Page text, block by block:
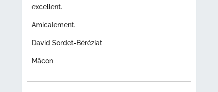
excellent.
Amicalement.
David Sordet-Béréziat
Mâcon